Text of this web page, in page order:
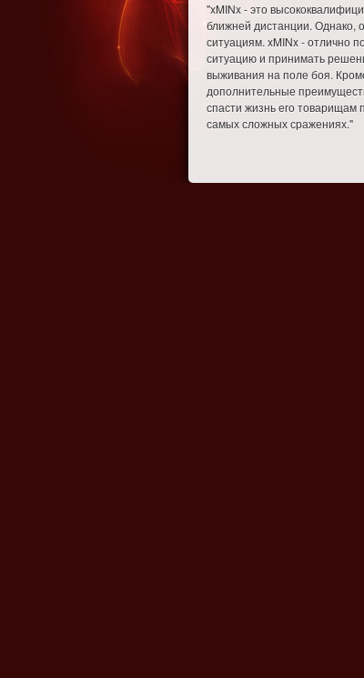
"xMINx - это
ближней дистанции. Однако,
ситуациям. xMINx - отлично
ситуацию и принимать
выживания на поле боя.
дополнительные
спасти жизнь его
самых сложных сражениях."